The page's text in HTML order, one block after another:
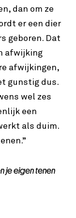
dan om ze
er een dier
geboren. Dat
afwijking
afwijkingen,
gunstig dus.
wel zes
een
als duim.
je eigen tenen